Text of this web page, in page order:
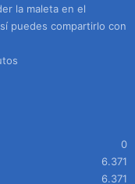
la maleta en el
puedes compartirlo con
0
6.371
6.371